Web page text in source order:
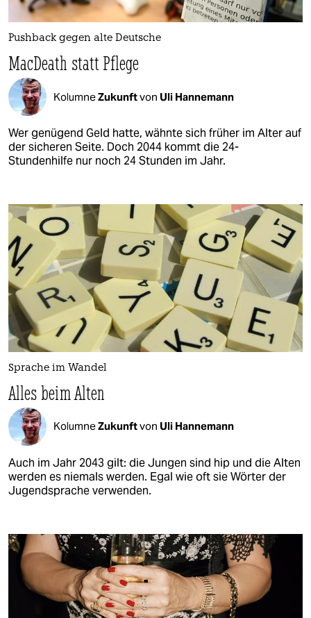
Pushback gegen alte Deutsche
MacDeath statt Pflege
KolumneZukunftvon Uli Hannemann
Wer genügend Geld hatte, wähnte sich früher im Alter auf
der sicheren Seite. Doch 2044 kommt die 24-
Stundenhilfe nur noch 24 Stunden im Jahr.
Sprache im Wandel
Alles beim Alten
KolumneZukunftvon Uli Hannemann
Auch im Jahr 2043 gilt: die Jungen sind hip und die Alten
werden es niemals werden. Egal wie oft sie Wörter der
Jugendsprache verwenden.